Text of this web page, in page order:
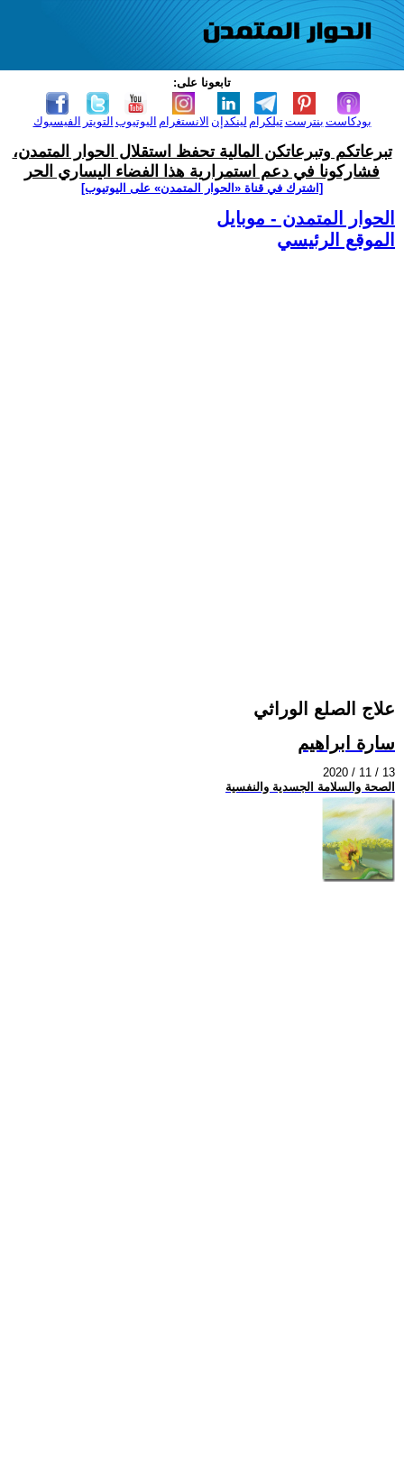
تابعونا على:
الفيسبوك التويتر اليوتيوب الانستغرام لينكدإن تيلكرامبنترست بودكاست
تبرعاتكم وتبرعاتكن المالية تحفظ استقلال الحوار المتمدن،
فشاركونا في دعم استمرارية هذا الفضاء اليساري الحر
[اشترك في قناة ‫«الحوار المتمدن» على اليوتيوب]
الحوار المتمدن - موبايل
الموقع الرئيسي
علاج الصلع الوراثي
سارة ابراهيم
2020 / 11 / 13
الصحة والسلامة الجسدية والنفسية